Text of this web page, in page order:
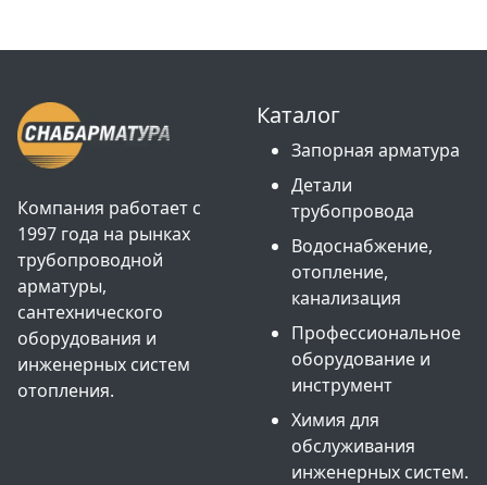
Компания работает с
1997 года на рынках
трубопроводной
арматуры,
сантехнического
оборудования и
инженерных систем
отопления.
Каталог
Запорная арматура
Детали
трубопровода
Водоснабжение,
отопление,
канализация
Профессиональное
оборудование и
инструмент
Химия для
обслуживания
инженерных систем.